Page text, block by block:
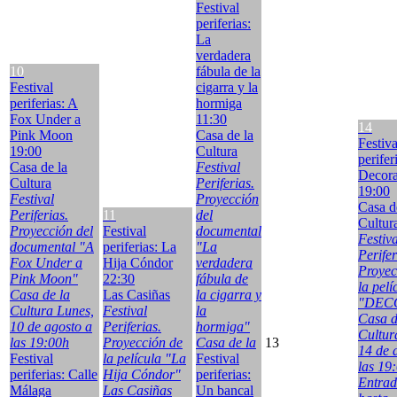
10
Festival
periferias: A
Fox Under a
Pink Moon
19:00
Casa de la
Cultura
Festival
Periferias.
Proyección del
documental "A
Fox Under a
Pink Moon"
Casa de la
Cultura Lunes,
10 de agosto a
las 19:00h
Festival
periferias: Calle
Málaga
11
Festival
periferias: La
Hija Cóndor
22:30
Las Casiñas
Festival
Periferias.
Proyección de
la película "La
Hija Cóndor"
Las Casiñas
Festival
periferias:
La
verdadera
fábula de la
cigarra y la
hormiga
11:30
Casa de la
Cultura
Festival
Periferias.
Proyección
del
documental
"La
verdadera
fábula de
la cigarra y
la
hormiga"
Casa de la
Festival
periferias:
Un bancal
13
14
19:00
Casa
la
Casa
14 de
las